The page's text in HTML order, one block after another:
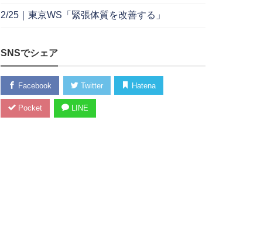
2/25｜東京WS「緊張体質を改善する」
SNSでシェア
Facebook Twitter Hatena
Pocket LINE